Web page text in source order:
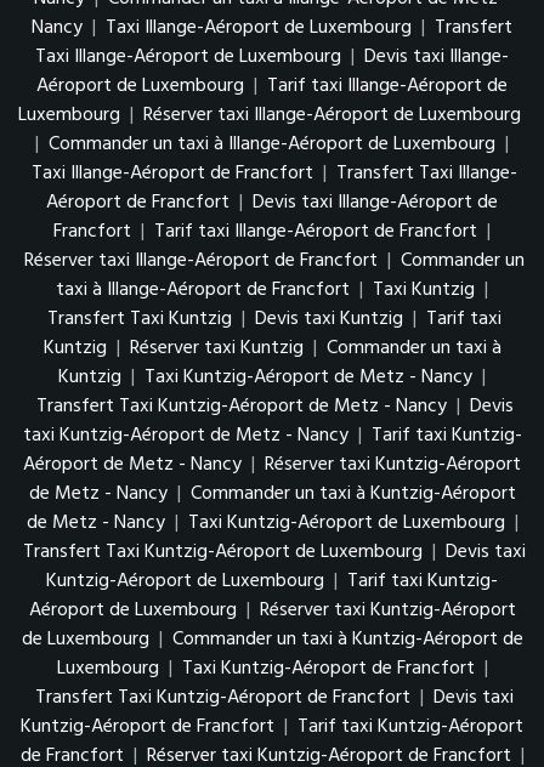
Nancy | Taxi Illange-Aéroport de Luxembourg | Transfert
Taxi Illange-Aéroport de Luxembourg | Devis taxi Illange-
Aéroport de Luxembourg | Tarif taxi Illange-Aéroport de
Luxembourg | Réserver taxi Illange-Aéroport de Luxembourg
| Commander un taxi à Illange-Aéroport de Luxembourg |
Taxi Illange-Aéroport de Francfort | Transfert Taxi Illange-
Aéroport de Francfort | Devis taxi Illange-Aéroport de
Francfort | Tarif taxi Illange-Aéroport de Francfort |
Réserver taxi Illange-Aéroport de Francfort | Commander un
taxi à Illange-Aéroport de Francfort | Taxi Kuntzig |
Transfert Taxi Kuntzig | Devis taxi Kuntzig | Tarif taxi
Kuntzig | Réserver taxi Kuntzig | Commander un taxi à
Kuntzig | Taxi Kuntzig-Aéroport de Metz - Nancy |
Transfert Taxi Kuntzig-Aéroport de Metz - Nancy | Devis
taxi Kuntzig-Aéroport de Metz - Nancy | Tarif taxi Kuntzig-
Aéroport de Metz - Nancy | Réserver taxi Kuntzig-Aéroport
de Metz - Nancy | Commander un taxi à Kuntzig-Aéroport
de Metz - Nancy | Taxi Kuntzig-Aéroport de Luxembourg |
Transfert Taxi Kuntzig-Aéroport de Luxembourg | Devis taxi
Kuntzig-Aéroport de Luxembourg | Tarif taxi Kuntzig-
Aéroport de Luxembourg | Réserver taxi Kuntzig-Aéroport
de Luxembourg | Commander un taxi à Kuntzig-Aéroport de
Luxembourg | Taxi Kuntzig-Aéroport de Francfort |
Transfert Taxi Kuntzig-Aéroport de Francfort | Devis taxi
Kuntzig-Aéroport de Francfort | Tarif taxi Kuntzig-Aéroport
de Francfort | Réserver taxi Kuntzig-Aéroport de Francfort |